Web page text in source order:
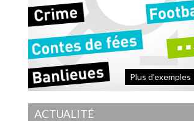
Plus d'exemples
ACTUALITÉ